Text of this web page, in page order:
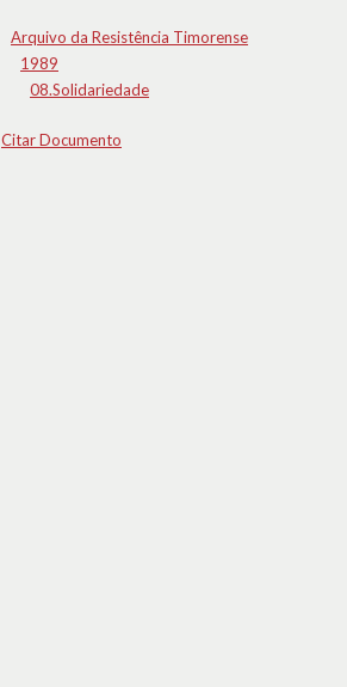
Arquivo da Resistência Timorense
1989
08.Solidariedade
Citar Documento